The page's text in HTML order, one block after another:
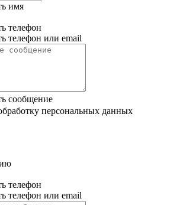
имя
телефон
телефон или email
сообщение
персональных данных
телефон
телефон или email